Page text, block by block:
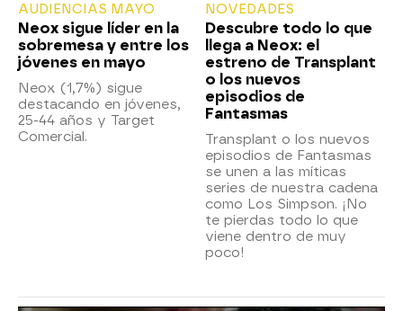
AUDIENCIAS MAYO
Neox sigue líder en la
sobremesa y entre los
jóvenes en mayo
Neox (1,7%) sigue
destacando en jóvenes,
25-44 años y Target
Comercial.
NOVEDADES
Descubre todo lo que
llega a Neox: el
estreno de Transplant
o los nuevos
episodios de
Fantasmas
Transplant o los nuevos
episodios de Fantasmas
se unen a las míticas
series de nuestra cadena
como Los Simpson. ¡No
te pierdas todo lo que
viene dentro de muy
poco!